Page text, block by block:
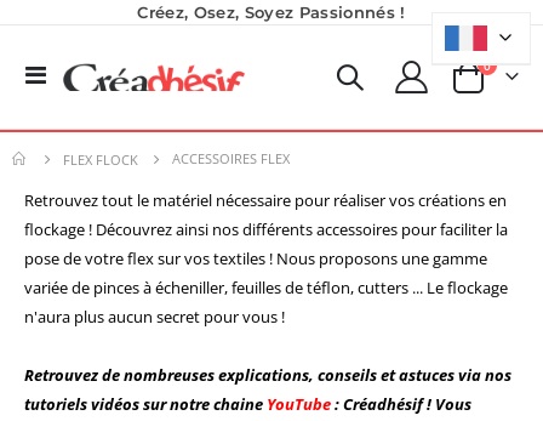
Créez, Osez, Soyez Passionnés !
Basculer
Panier
0produits
FLEX FLOCK ACCESSOIRES FLEX
Retrouvez tout le matériel nécessaire pour réaliser vos créations en
flockage ! Découvrez ainsi nos différents accessoires pour faciliter la
pose de votre flex sur vos textiles ! Nous proposons une gamme
variée de pinces à écheniller, feuilles de téflon, cutters ... Le flockage
n'aura plus aucun secret pour vous !
Retrouvez de nombreuses explications, conseils et astuces via nos
tutoriels vidéos sur notre chaine YouTube: Créadhésif ! Vous